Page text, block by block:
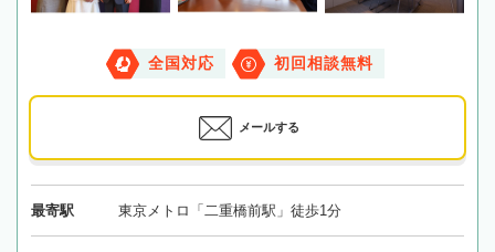
全国対応 初回相談無料
メールする
最寄駅 東京メトロ「二重橋前駅」徒歩1分